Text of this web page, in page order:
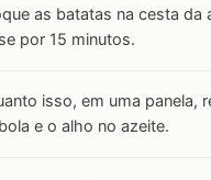
as batatas na cesta da
por 15 minutos.
isso, em uma panela,
e o alho no azeite.